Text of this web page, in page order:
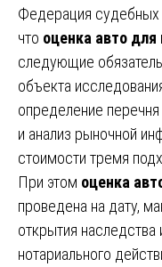
Федерация судебных
что оценка авто для
следующие
объекта
определение
и анализ рыночной
стоимости тремя
При этом оценка
проведена на дату,
открытия
нотариального